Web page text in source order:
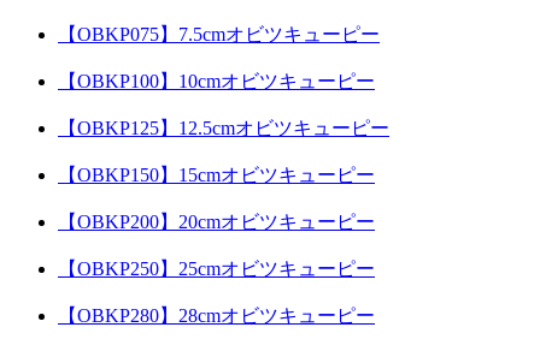
【OBKP075】7.5cmオビツキューピー
【OBKP100】10cmオビツキューピー
【OBKP125】12.5cmオビツキューピー
【OBKP150】15cmオビツキューピー
【OBKP200】20cmオビツキューピー
【OBKP250】25cmオビツキューピー
【OBKP280】28cmオビツキューピー